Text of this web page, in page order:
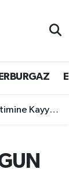
Atandı